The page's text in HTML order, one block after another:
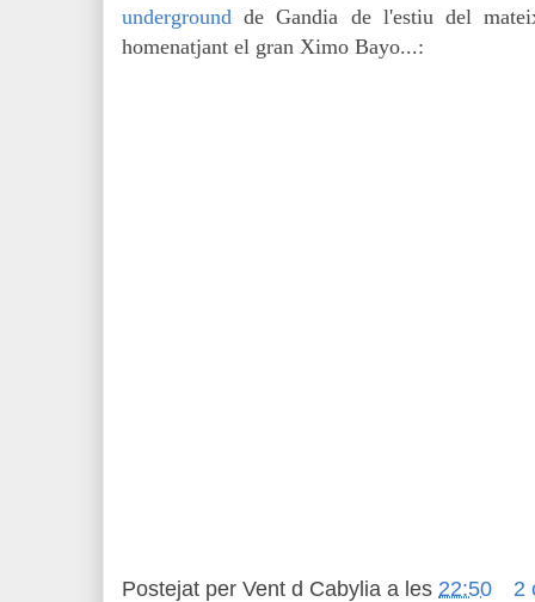
undergroundde Gandia de l'estiu del
homenatjant el gran Ximo Bayo...:
Postejat per Vent d Cabylia a les 22:50 2